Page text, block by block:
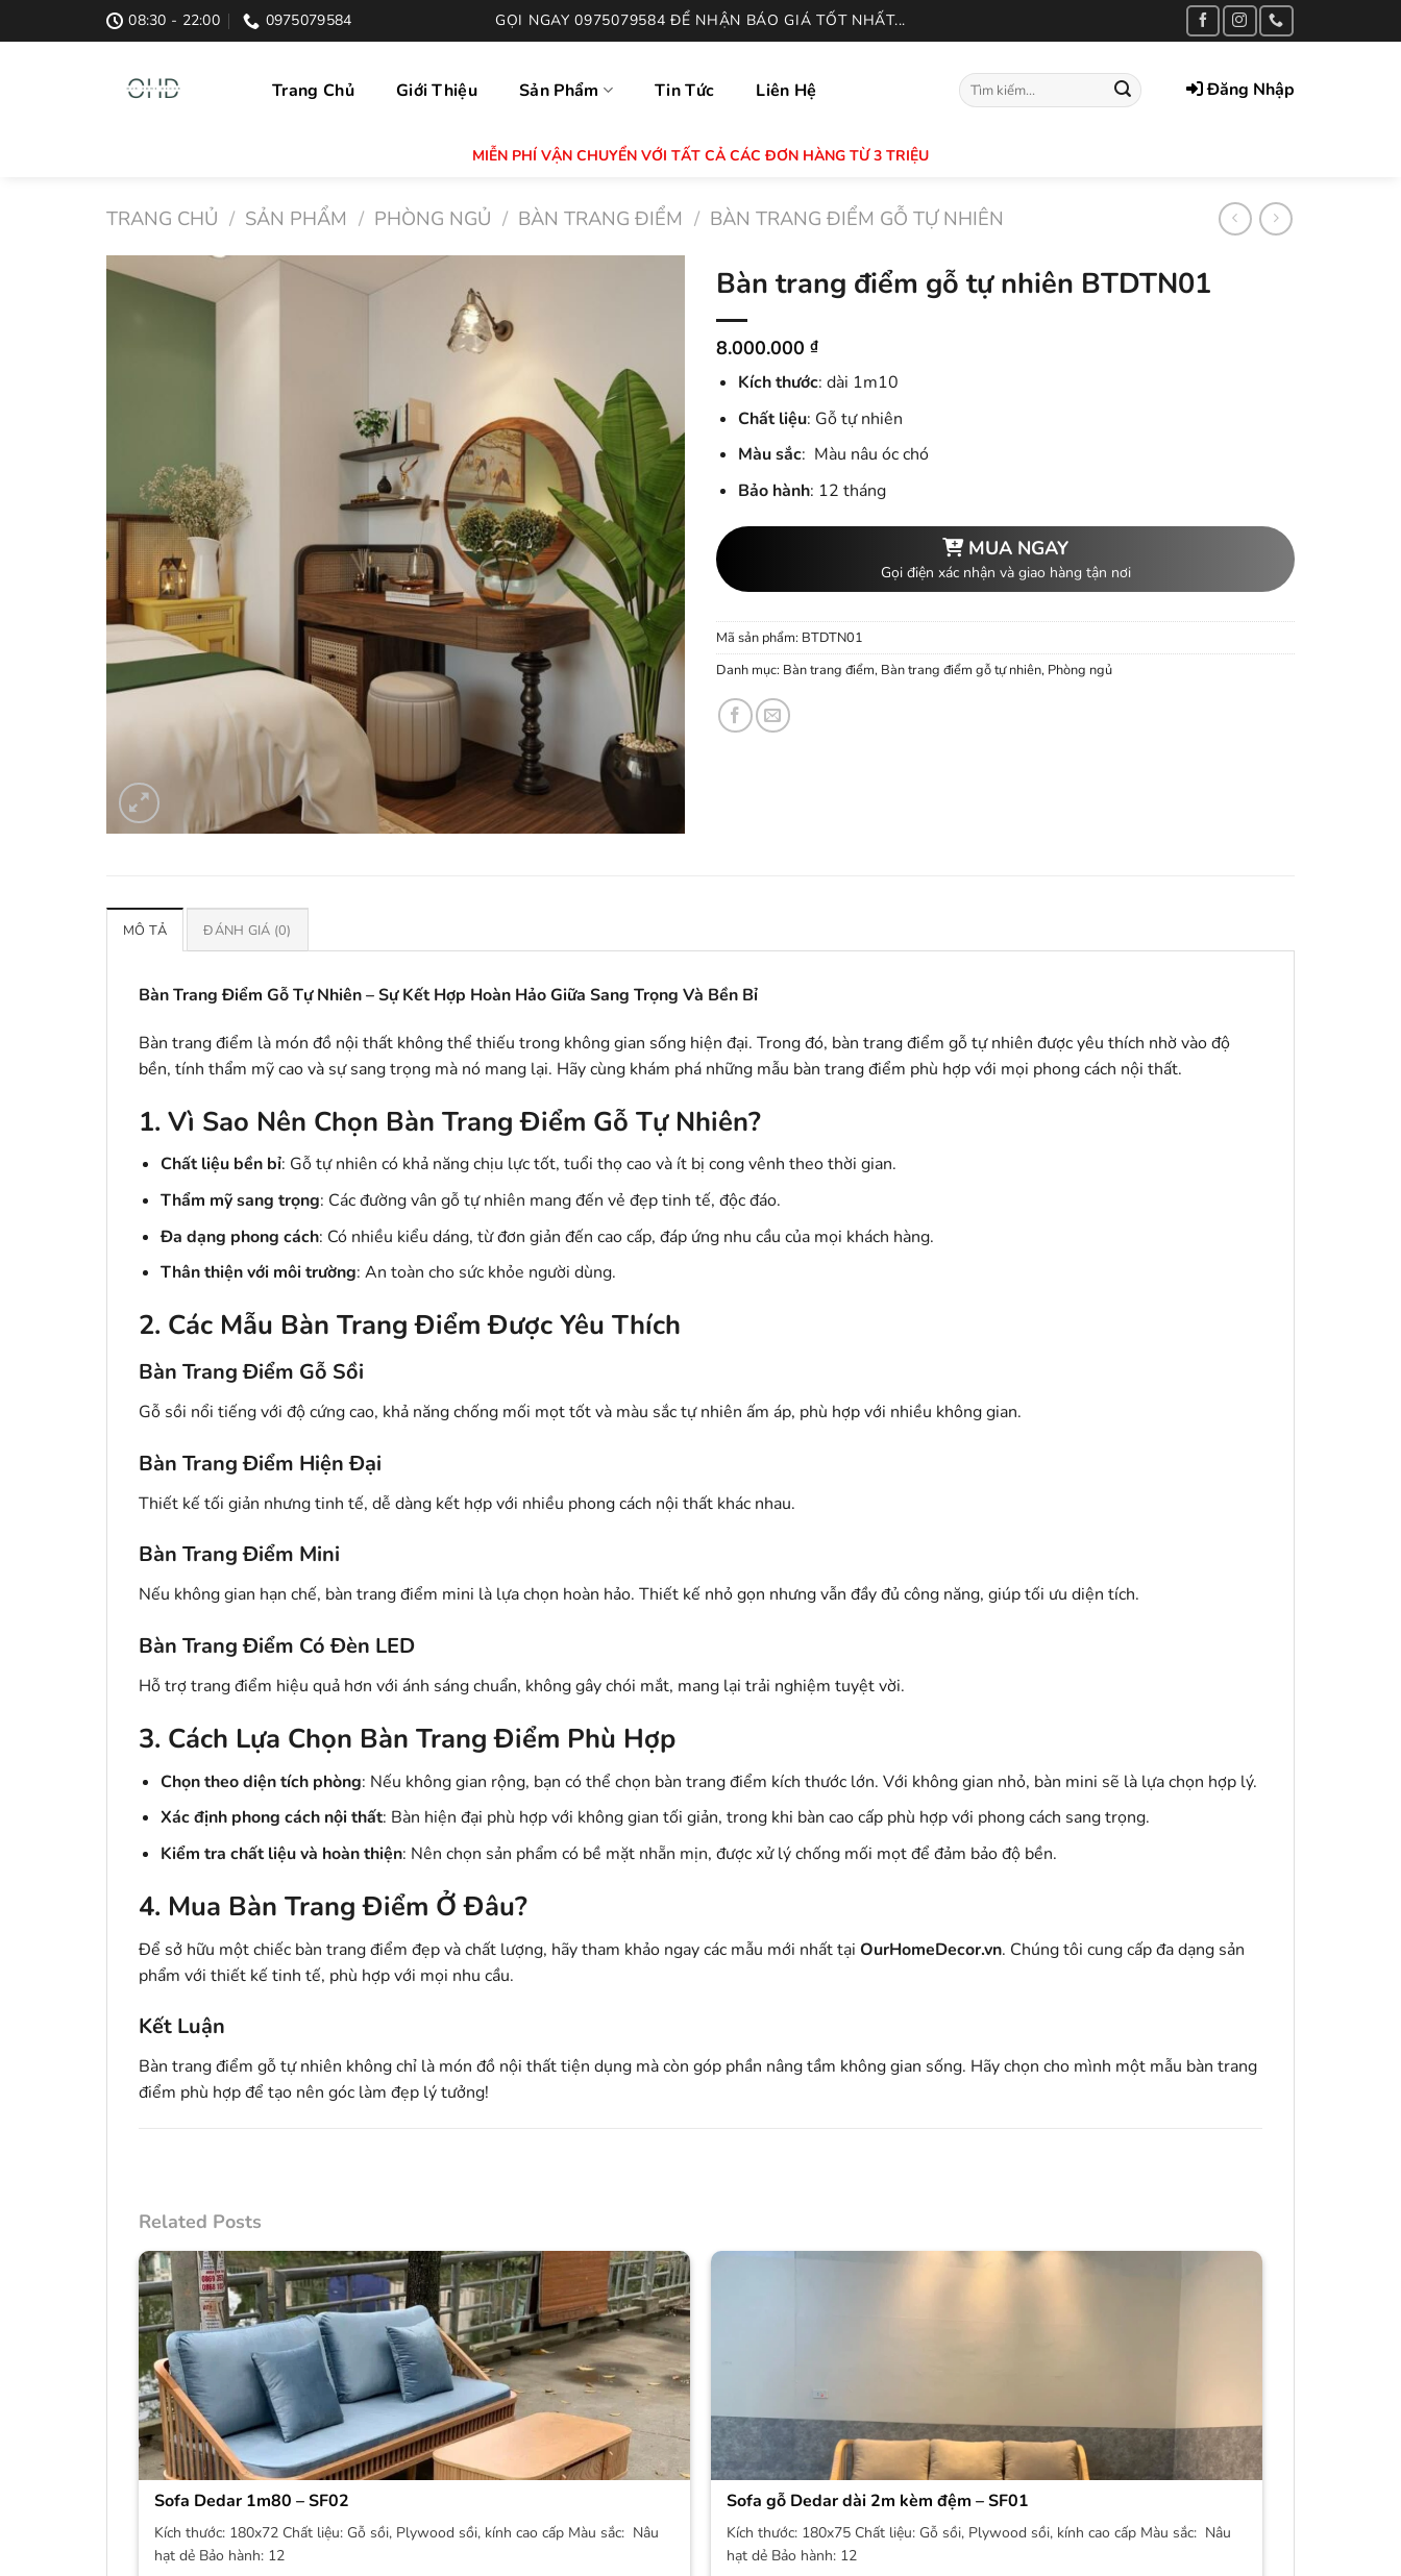
to
08:30 - 22:00 0975079584 GỌI NGAY 0975079584 ĐỂ NHẬN BÁO GIÁ TỐT NHẤT...
Trang Chủ Giới Thiệu Sản Phẩm Tin Tức Liên Hệ
Tìm
kiếm:
Đăng Nhập
MIỄN PHÍ VẬN CHUYỂN VỚI TẤT CẢ CÁC ĐƠN HÀNG TỪ 3 TRIỆU
TRANG CHỦ / SẢN PHẨM / PHÒNG NGỦ / BÀN TRANG ĐIỂM / BÀN TRANG ĐIỂM GỖ TỰ NHIÊN
Bàn trang điểm gỗ tự nhiên BTDTN01
8.000.000 ₫
Kích thước: dài 1m10
Chất liệu: Gỗ tự nhiên
Màu sắc: Màu nâu óc chó
Bảo hành: 12 tháng
MUA NGAY
Gọi điện xác nhận và giao hàng tận nơi
Mã sản phẩm: BTDTN01
Danh mục: Bàn trang điểm, Bàn trang điểm gỗ tự nhiên, Phòng ngủ
MÔ TẢ ĐÁNH GIÁ (0)
Bàn Trang Điểm Gỗ Tự Nhiên – Sự Kết Hợp Hoàn Hảo Giữa Sang Trọng Và Bền Bỉ
Bàn trang điểm là món đồ nội thất không thể thiếu trong không gian sống hiện đại. Trong đó, bàn trang điểm gỗ tự nhiên được yêu thích nhờ vào độ
bền, tính thẩm mỹ cao và sự sang trọng mà nó mang lại. Hãy cùng khám phá những mẫu bàn trang điểm phù hợp với mọi phong cách nội thất.
1. Vì Sao Nên Chọn Bàn Trang Điểm Gỗ Tự Nhiên?
Chất liệu bền bỉ: Gỗ tự nhiên có khả năng chịu lực tốt, tuổi thọ cao và ít bị cong vênh theo thời gian.
Thẩm mỹ sang trọng: Các đường vân gỗ tự nhiên mang đến vẻ đẹp tinh tế, độc đáo.
Đa dạng phong cách: Có nhiều kiểu dáng, từ đơn giản đến cao cấp, đáp ứng nhu cầu của mọi khách hàng.
Thân thiện với môi trường: An toàn cho sức khỏe người dùng.
2. Các Mẫu Bàn Trang Điểm Được Yêu Thích
Bàn Trang Điểm Gỗ Sồi
Gỗ sồi nổi tiếng với độ cứng cao, khả năng chống mối mọt tốt và màu sắc tự nhiên ấm áp, phù hợp với nhiều không gian.
Bàn Trang Điểm Hiện Đại
Thiết kế tối giản nhưng tinh tế, dễ dàng kết hợp với nhiều phong cách nội thất khác nhau.
Bàn Trang Điểm Mini
Nếu không gian hạn chế, bàn trang điểm mini là lựa chọn hoàn hảo. Thiết kế nhỏ gọn nhưng vẫn đầy đủ công năng, giúp tối ưu diện tích.
Bàn Trang Điểm Có Đèn LED
Hỗ trợ trang điểm hiệu quả hơn với ánh sáng chuẩn, không gây chói mắt, mang lại trải nghiệm tuyệt vời.
3. Cách Lựa Chọn Bàn Trang Điểm Phù Hợp
Chọn theo diện tích phòng: Nếu không gian rộng, bạn có thể chọn bàn trang điểm kích thước lớn. Với không gian nhỏ, bàn mini sẽ là lựa chọn hợp lý.
Xác định phong cách nội thất: Bàn hiện đại phù hợp với không gian tối giản, trong khi bàn cao cấp phù hợp với phong cách sang trọng.
Kiểm tra chất liệu và hoàn thiện: Nên chọn sản phẩm có bề mặt nhẵn mịn, được xử lý chống mối mọt để đảm bảo độ bền.
4. Mua Bàn Trang Điểm Ở Đâu?
Để sở hữu một chiếc bàn trang điểm đẹp và chất lượng, hãy tham khảo ngay các mẫu mới nhất tại OurHomeDecor.vn. Chúng tôi cung cấp đa dạng sản
phẩm với thiết kế tinh tế, phù hợp với mọi nhu cầu.
Kết Luận
Bàn trang điểm gỗ tự nhiên không chỉ là món đồ nội thất tiện dụng mà còn góp phần nâng tầm không gian sống. Hãy chọn cho mình một mẫu bàn trang
điểm phù hợp để tạo nên góc làm đẹp lý tưởng!
Related Posts
Sofa Dedar 1m80 – SF02
Kích thước: 180x72 Chất liệu: Gỗ sồi, Plywood sồi, kính cao cấp Màu sắc: Nâu
hạt dẻ Bảo hành: 12
Sofa gỗ Dedar dài 2m kèm đệm – SF01
Kích thước: 180x75 Chất liệu: Gỗ sồi, Plywood sồi, kính cao cấp Màu sắc: Nâu
hạt dẻ Bảo hành: 12